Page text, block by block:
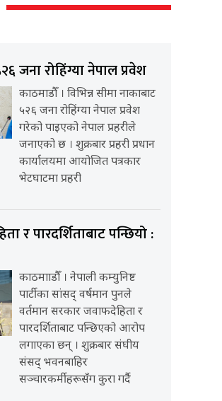
जना रोहिंग्या नेपाल प्रवेश
काठमाडौँ । विभिन्न सीमा नाकाबाट
५२६ जना रोहिंग्या नेपाल प्रवेश
गरेको पाइएको नेपाल प्रहरीले
जनाएको छ । शुक्रबार प्रहरी प्रधान
कार्यालयमा आयोजित पत्रकार
भेटघाटमा प्रहरी
र पारदर्शिताबाट पन्छियो :
काठमााडौँ । नेपाली कम्युनिष्ट
पार्टीका सांसद् वर्षमान पुनले
वर्तमान सरकार जवाफदेहिता र
पारदर्शिताबाट पन्छिएको आरोप
लगाएका छन् । शुक्रबार संघीय
संसद् भवनबाहिर
सञ्चारकर्मीहरूसँग कुरा गर्दै